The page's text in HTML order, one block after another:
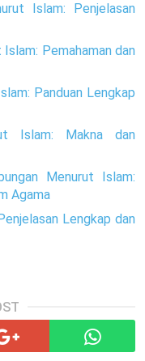
Islam: Penjelasan
Pemahaman dan
Panduan Lengkap
Islam: Makna dan
Menurut Islam:
Agama
Lengkap dan